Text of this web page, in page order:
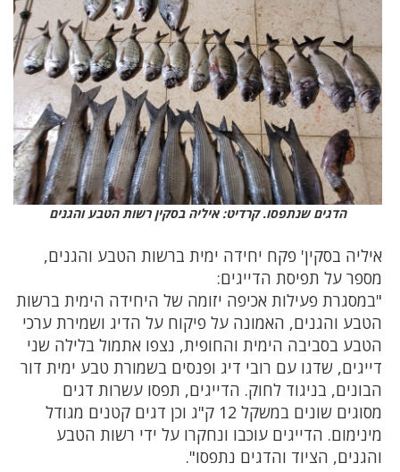
הדגים שנתפסו. קרדיט: איליה בסקין רשות הטבע והגנים
איליה בסקין' פקח יחידה ימית ברשות הטבע והגנים,
מספר על תפיסת הדייגים:
"במסגרת פעילות אכיפה יזומה של היחידה הימית ברשות
הטבע והגנים, האמונה על פיקוח על הדיג ושמירת ערכי
הטבע בסביבה הימית והחופית, נצפו אתמול בלילה שני
דייגים, שדגו עם רובי דיג ופנסים בשמורת טבע ימית דור
הבונים, בניגוד לחוק. הדייגים, תפסו עשרות דגים
מסוגים שונים במשקל 12 ק"ג וכן דגים קטנים מגודל
מינימום. הדייגים עוכבו ונחקרו על ידי רשות הטבע
והגנים, הציוד והדגים נתפסו".